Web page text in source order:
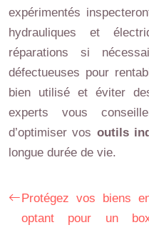
expérimentés
hydrauliques et
réparations si
défectueuses pour
bien utilisé et éviter
experts vous
d’optimiser vos outils
longue durée de vie.
Protégez vos biens
optant pour un